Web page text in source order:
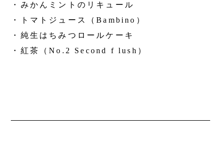
・みかんミントのリキュール
・トマトジュース（Bambino）
・純生はちみつロールケーキ
・紅茶（No.2 Second f lush）